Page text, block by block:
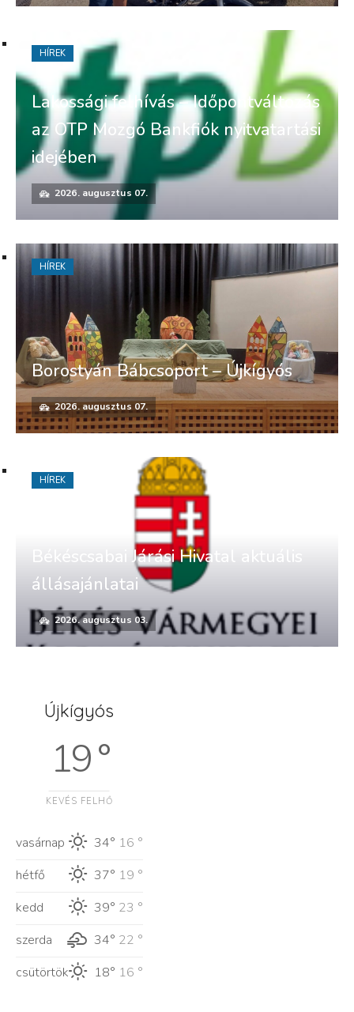
Lakossági felhívás – Időpontváltozás
az OTP Mozgó Bankfiók nyitvatartási
idejében
2026. augusztus 07.
HÍREK
Borostyán Bábcsoport – Újkígyós
2026. augusztus 07.
HÍREK
Békéscsabai Járási Hivatal aktuális
állásajánlatai
2026. augusztus 03.
HÍREK
Újkígyós
19 °
KEVÉS FELHŐ
vasárnap 34° 16 °
hétfő
37° 19 °
kedd
39° 23 °
szerda
34° 22 °
csütörtök
18° 16 °